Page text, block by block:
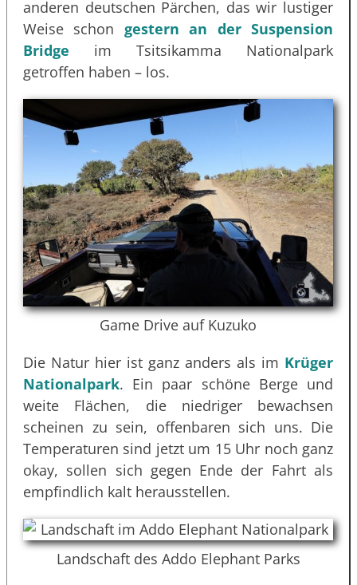
anderen deutschen Pärchen, das wir lustiger
Weise schon gestern an der Suspension
Bridge im Tsitsikamma Nationalpark
getroffen haben – los.
Game Drive auf Kuzuko
Die Natur hier ist ganz anders als im Krüger
Nationalpark. Ein paar schöne Berge und
weite Flächen, die niedriger bewachsen
scheinen zu sein, offenbaren sich uns. Die
Temperaturen sind jetzt um 15 Uhr noch ganz
okay, sollen sich gegen Ende der Fahrt als
empfindlich kalt herausstellen.
Landschaft des Addo Elephant Parks